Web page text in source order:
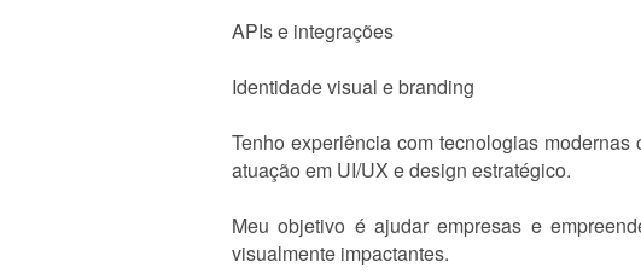
APIs e integrações
Identidade visual e branding
Tenho experiência com tecnologias
atuação em UI/UX e design estratégico.
Meu objetivo é ajudar empresas e
visualmente impactantes.